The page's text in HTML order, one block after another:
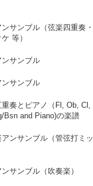
サンブル（弦楽四重奏・
等）
ンサンブル
ンサンブル
重奏とピアノ（Fl, Ob, Cl,
Bsn and Piano)の楽譜
ンサンブル（管弦打ミッ
サンブル（吹奏楽）